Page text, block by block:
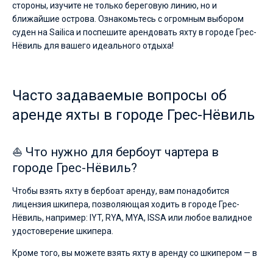
стороны, изучите не только береговую линию, но и
ближайшие острова. Ознакомьтесь с огромным выбором
суден на Sailica и поспешите арендовать яхту в городе Грес-
Нёвиль для вашего идеального отдыха!
Часто задаваемые вопросы об
аренде яхты в городе Грес-Нёвиль
⛵ Что нужно для бербоут чартера в
городе Грес-Нёвиль?
Чтобы взять яхту в бербоат аренду, вам понадобится
лицензия шкипера, позволяющая ходить в городе Грес-
Нёвиль, например: IYT, RYA, MYA, ISSA или любое валидное
удостоверение шкипера.
Кроме того, вы можете взять яхту в аренду со шкипером — в